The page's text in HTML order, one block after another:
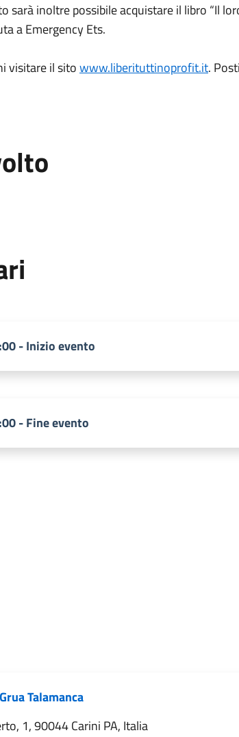
sarà inoltre possibile acquistare il libro “Il
a Emergency Ets.
visitare il sitowww.liberituttinoprofit.it.
- Inizio evento
- Fine evento
Talamanca
1, 90044 Carini PA, Italia